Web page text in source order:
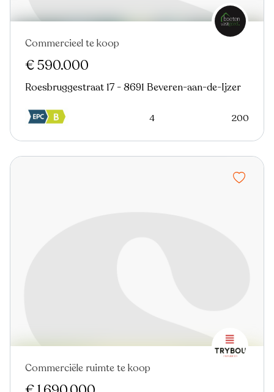
Commercieel te koop
€ 590.000
Roesbruggestraat 17 - 8691 Beveren-aan-de-Ijzer
4 200
Commerciële ruimte te koop